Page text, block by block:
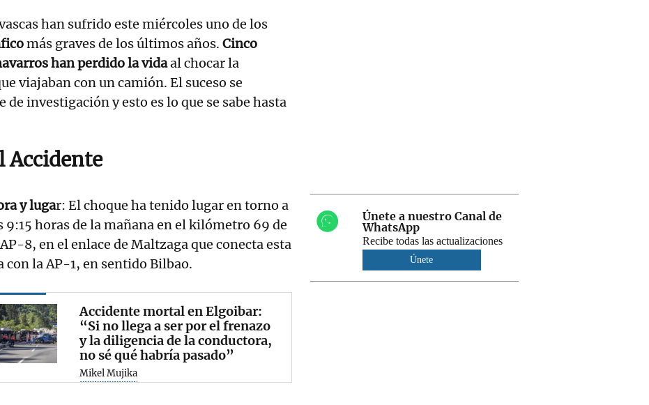
han sufrido este miércoles uno de los
más graves de los últimos años. Cinco
han perdido la vidaal chocar la
viajaban con un camión. El suceso se
de investigación y esto es lo que se sabe hasta
Accidente
y lugar: El choque ha tenido lugar en torno a
9:15 horas de la mañana en el kilómetro 69 de
8, en el enlace de Maltzaga que conecta esta
con la AP-1, en sentido Bilbao.
Accidente mortal en Elgoibar:
“Si no llega a ser por el frenazo
y la diligencia de la conductora,
no sé qué habría pasado”
Mikel Mujika
Únete a nuestro Canal de
WhatsApp
Recibe todas las actualizaciones
Únete